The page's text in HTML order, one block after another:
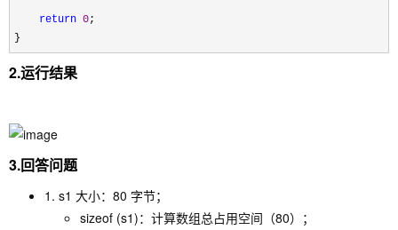
return 0;
}
2.运行结果
3.回答问题
1. s1 大小：80 字节；
sizeof (s1)：计算数组总占用空间（80）；